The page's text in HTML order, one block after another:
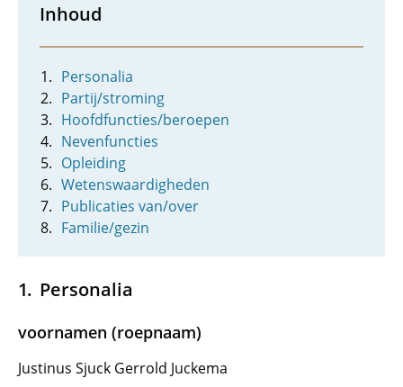
Inhoud
Personalia
Partij/stroming
Hoofdfuncties/beroepen
Nevenfuncties
Opleiding
Wetenswaardigheden
Publicaties van/over
Familie/gezin
Personalia
voornamen (roepnaam)
Justinus Sjuck Gerrold Juckema